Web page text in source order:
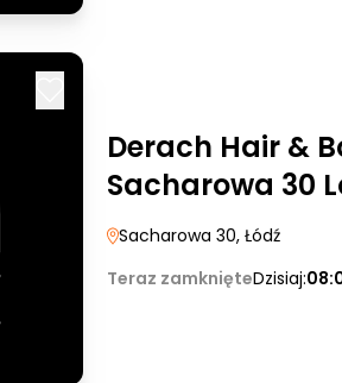
Derach Hair &
Sacharowa 30
Sacharowa 30, Łódź
Teraz zamknięteDzisiaj: